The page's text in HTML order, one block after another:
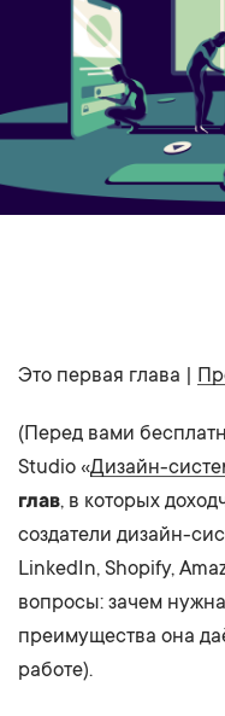
Это первая глава |
(Перед вами
Studio «Дизайн-
глав, в которых
создатели дизайн-
LinkedIn, Shopify,
вопросы: зачем
преимущества она
работе).